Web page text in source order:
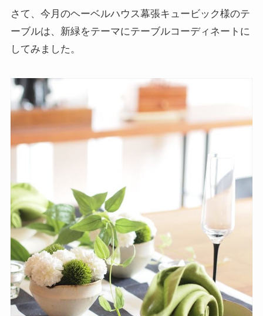
さて、今月のヘーベルハウス幕張キュービック様のテ
ーブルは、新緑をテーマにテーブルコーディネートに
してみました。